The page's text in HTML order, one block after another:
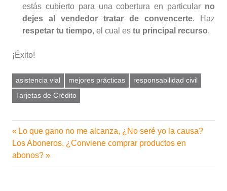
estás cubierto para una cobertura en particular no
dejes al vendedor tratar de convencerte. Haz
respetar tu tiempo, el cual es tu principal recurso.
¡Éxito!
asistencia vial mejores prácticas
responsabilidad civil
Tarjetas de Crédito
Navegación
de
Entrada
anterior:
Lo que gano no me alcanza, ¿No seré yo la causa?
Siguiente
entrada:
Los Aboneros, ¿Conviene comprar productos en
abonos?